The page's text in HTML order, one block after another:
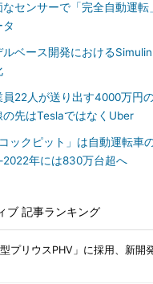
なセンサーで「完全自動運転
タ
ルベース開発における
員22人が送り出す4000万円の
の先はTeslaではなくUber
コックピット」は自動運転車
年には830万台超へ
ブ 記事ランキング
プリウスPHV」に採用、新開